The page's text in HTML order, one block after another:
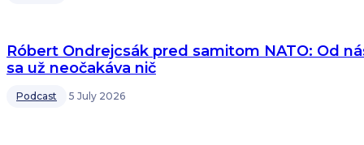
Róbert Ondrejcsák pred samitom NATO: Od
sa už neočakáva nič
Podcast 5 July 2026